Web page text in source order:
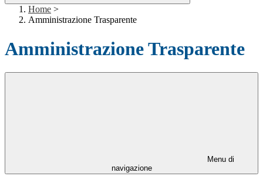
Home >
Amministrazione Trasparente
Amministrazione Trasparente
Menu di
navigazione